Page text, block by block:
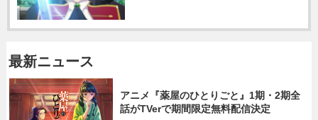
最新ニュース
アニメ『薬屋のひとりごと』1期・2期全
話がTVerで期間限定無料配信決定